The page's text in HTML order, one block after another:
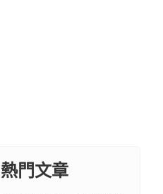
熱門文章